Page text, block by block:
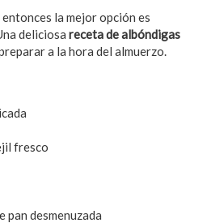
la mejor opción es
deliciosa receta de albóndigas
a la hora del almuerzo.
fresco
pan desmenuzada